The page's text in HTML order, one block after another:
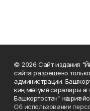
© 2026 Сайт издания
сайта разрешено
администрации.
киң мәғлүмәт саралары
Башкортостан" нәшриәт
Об использовании